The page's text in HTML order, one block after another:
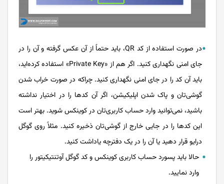
در صورت استفاده از کد QR، باید حتماً از آن عکس گرفته و آن را در
جای امنی نگهداری کنید. اگر هم از «Private Key» استفاده کرده‌اید،
باید آن کد را در جای امنی نگهداری کنید. چراکه در صورت خراب شدن
گوشی‌تان و پاک شدن اپلیکیشن، اگر آن کدها را در اختیار نداشته
باشید، نمی‌توانید وارد حساب کاربری‌تان در کوینکس شوید. بهتر است
این کدها را در جایی خارج از گوشی‌تان ذخیره کنید. مثلاً روی گوگل
درایو قرار دهید یا آن را در یک دفترچه یاداشت کنید.
حالا باید پسورد حساب کاربری کوینکس و کد گوگل آوتنتیکیتور را
وارد نمایید.